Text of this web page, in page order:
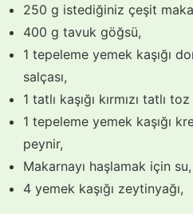
250 g istediğiniz çeşit
400 g tavuk göğsü,
1 tepeleme yemek kaşığı
salçası,
1 tatlı kaşığı kırmızı tatlı
1 tepeleme yemek kaşığı
peynir,
Makarnayı haşlamak için su,
4 yemek kaşığı zeytinyağı,